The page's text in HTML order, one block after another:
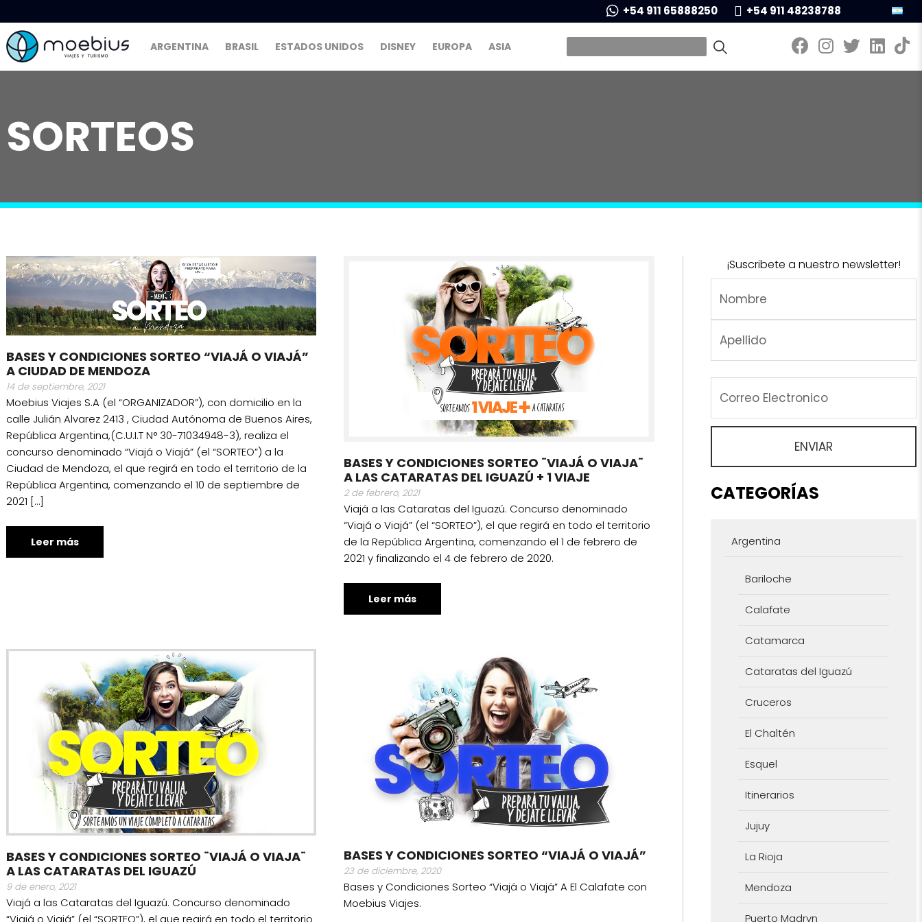
+54 911 65888250 +54 911 48238788
ARGENTINA BRASIL ESTADOS UNIDOS DISNEY EUROPA ASIA
SORTEOS
BASES Y CONDICIONES SORTEO “VIAJÁ O VIAJÁ”
A CIUDAD DE MENDOZA
14 de septiembre, 2021
Moebius Viajes S.A (el “ORGANIZADOR”), con domicilio en la
calle Julián Alvarez 2413 , Ciudad Autónoma de Buenos Aires,
República Argentina,(C.U.I.T N° 30-71034948-3), realiza el
concurso denominado “Viajá o Viajá” (el “SORTEO”) a la
Ciudad de Mendoza, el que regirá en todo el territorio de la
República Argentina, comenzando el 10 de septiembre de
2021 […]
Leer más
BASES Y CONDICIONES SORTEO ¨VIAJÁ O VIAJA¨
A LAS CATARATAS DEL IGUAZÚ + 1 VIAJE
2 de febrero, 2021
Viajá a las Cataratas del Iguazú. Concurso denominado
“Viajá o Viajá” (el “SORTEO”), el que regirá en todo el territorio
de la República Argentina, comenzando el 1 de febrero de
2021 y finalizando el 4 de febrero de 2020.
Leer más
BASES Y CONDICIONES SORTEO ¨VIAJÁ O VIAJA¨
A LAS CATARATAS DEL IGUAZÚ
9 de enero, 2021
Viajá a las Cataratas del Iguazú. Concurso denominado
“Viajá o Viajá” (el “SORTEO”), el que regirá en todo el territorio
BASES Y CONDICIONES SORTEO “VIAJÁ O VIAJÁ”
23 de diciembre, 2020
Bases y Condiciones Sorteo “Viajá o Viajá” A El Calafate con
Moebius Viajes.
¡Suscribete a nuestro newsletter!
CATEGORÍAS
Argentina
Bariloche
Calafate
Catamarca
Cataratas del Iguazú
Cruceros
El Chaltén
Esquel
Itinerarios
Jujuy
La Rioja
Mendoza
Puerto Madryn